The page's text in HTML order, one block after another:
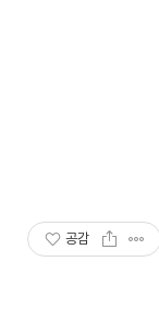
공감